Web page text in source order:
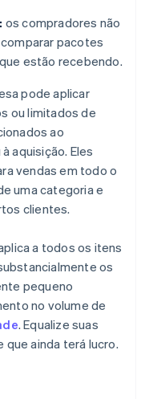
os compradores não
pacotes
estão recebendo.
pode aplicar
ou limitados de
ao
aquisição. Eles
vendas em todo o
uma categoria e
clientes.
a todos os itens
os
pequeno
no volume de
. Equalize suas
ainda terá lucro.